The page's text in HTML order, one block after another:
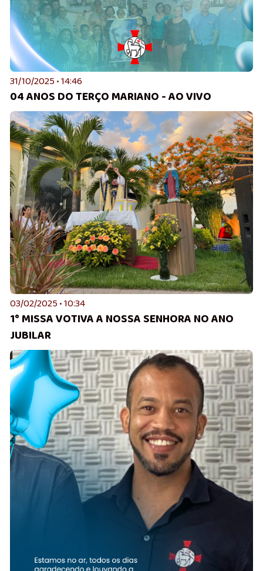
31/10/2025 • 14:46
04 ANOS DO TERÇO MARIANO - AO VIVO
03/02/2025 • 10:34
1° MISSA VOTIVA A NOSSA SENHORA NO ANO
JUBILAR